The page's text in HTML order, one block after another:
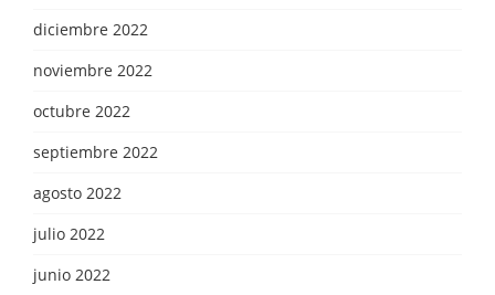
diciembre 2022
noviembre 2022
octubre 2022
septiembre 2022
agosto 2022
julio 2022
junio 2022